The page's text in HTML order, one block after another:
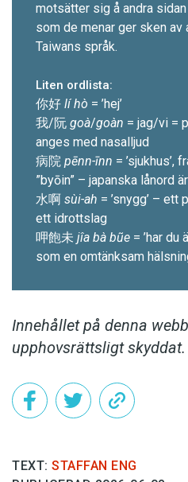
motsätter sig å andra
som de menar ger sken av
Taiwans språk.
Liten ordlista:
你好 lí hò = ’hej’
我/阮 goà/goàn = jag/vi =
anges med nasalljud
病院 pēnn-īnn = ’sjukhus’,
”byōin” – japanska lånord
水啊 sùi-ah = ’snygg’ – ett
ett idrottslag
呷飽未 jîa bà bũe = ’har du
som en omtänksam
Innehållet på denna
upphovsrättsligt skyddat.
TEXT: STAFFAN ENG